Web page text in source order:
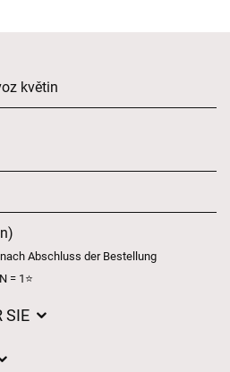
květin
Abschluss der Bestellung
= 1⭐
SIE